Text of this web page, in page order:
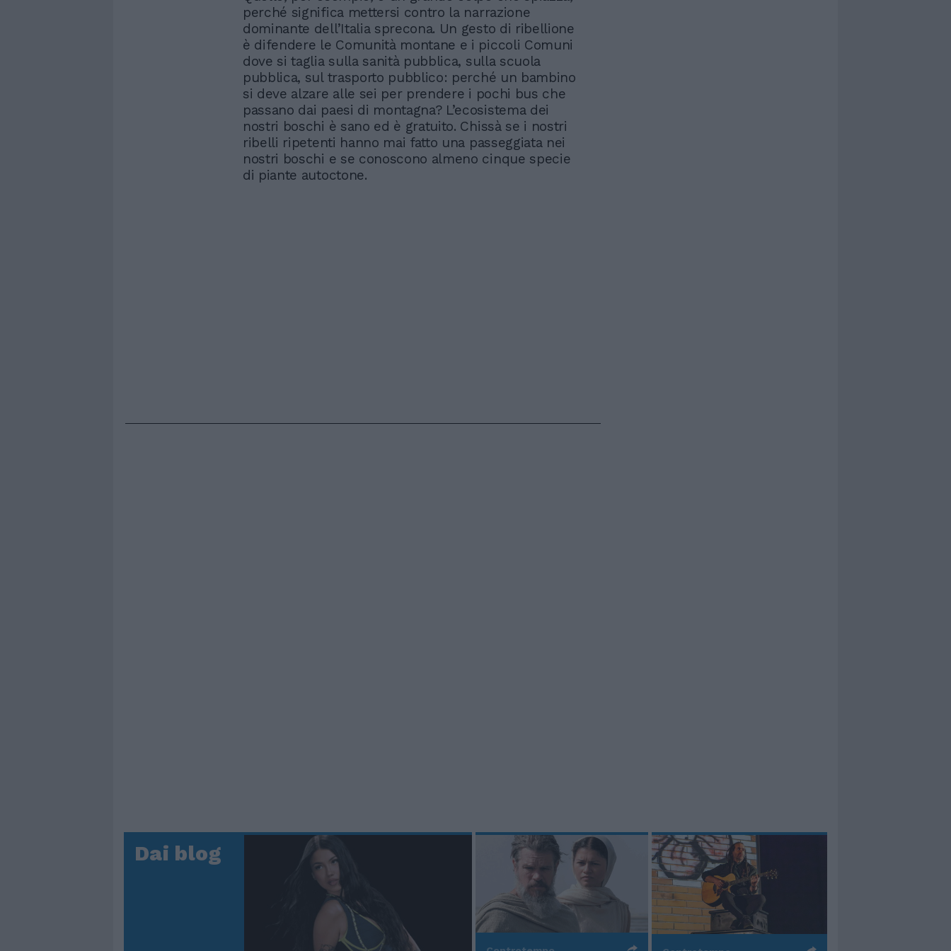
perché significa mettersi contro la narrazione
dominante dell’Italia sprecona. Un gesto di ribellione
è difendere le Comunità montane e i piccoli Comuni
dove si taglia sulla sanità pubblica, sulla scuola
pubblica, sul trasporto pubblico: perché un bambino
si deve alzare alle sei per prendere i pochi bus che
passano dai paesi di montagna? L’ecosistema dei
nostri boschi è sano ed è gratuito. Chissà se i nostri
ribelli ripetenti hanno mai fatto una passeggiata nei
nostri boschi e se conoscono almeno cinque specie
di piante autoctone.
Dai blog